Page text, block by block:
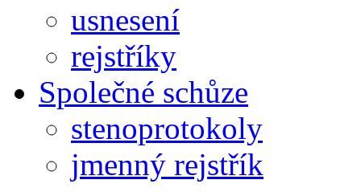
usnesení
rejstříky
Společné schůze
stenoprotokoly
jmenný rejstřík